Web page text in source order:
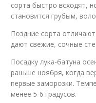
сорта быстро всходят,
становится грубым,
Поздние сорта
дают свежие, сочные
Посадку лука-батуна
раньше ноября, когда
первые заморозки.
менее 5-6 градусов.